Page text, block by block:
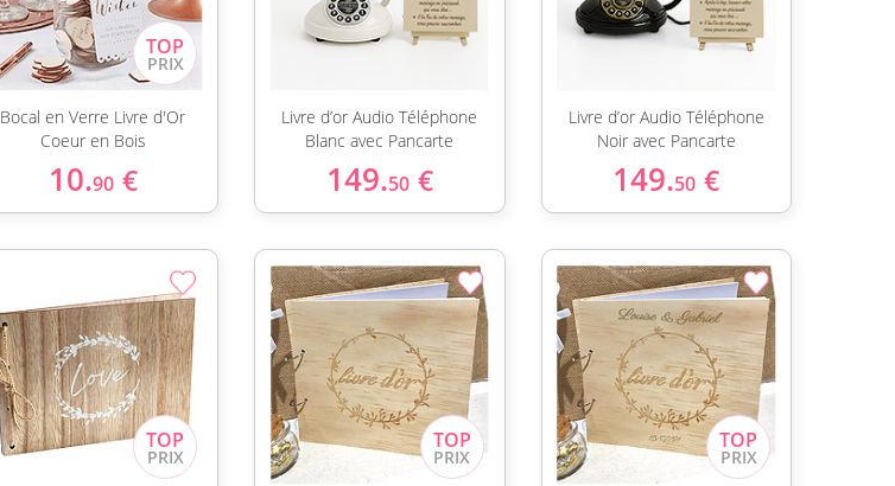
Bocal en Verre Livre d'Or
Coeur en Bois
10.90 €
Livre d’or Audio Téléphone
Blanc avec Pancarte
149.50 €
Livre d’or Audio Téléphone
Noir avec Pancarte
149.50 €